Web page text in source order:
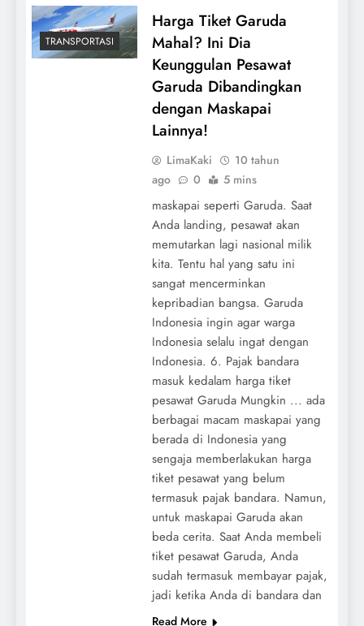
TRANSPORTASI
Harga Tiket Garuda
Mahal? Ini Dia
Keunggulan Pesawat
Garuda Dibandingkan
dengan Maskapai
Lainnya!
LimaKaki
10 tahun
ago
0 5 mins
maskapai seperti Garuda. Saat
Anda landing, pesawat akan
memutarkan lagi nasional milik
kita. Tentu hal yang satu ini
sangat mencerminkan
kepribadian bangsa. Garuda
Indonesia ingin agar warga
Indonesia selalu ingat dengan
Indonesia. 6. Pajak bandara
masuk kedalam harga tiket
pesawat Garuda Mungkin ... ada
berbagai macam maskapai yang
berada di Indonesia yang
sengaja memberlakukan harga
tiket pesawat yang belum
termasuk pajak bandara. Namun,
untuk maskapai Garuda akan
beda cerita. Saat Anda membeli
tiket pesawat Garuda, Anda
sudah termasuk membayar pajak,
jadi ketika Anda di bandara dan
Read More